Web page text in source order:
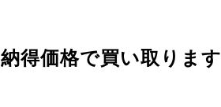
納得価格で買い取ります